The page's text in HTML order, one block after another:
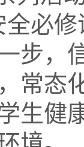
全必
步，
常态
生健